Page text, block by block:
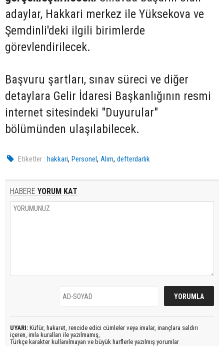
adaylar, Hakkari merkez ile Yüksekova ve
Şemdinli'deki ilgili birimlerde
görevlendirilecek.
Başvuru şartları, sınav süreci ve diğer
detaylara Gelir İdaresi Başkanlığının resmi
internet sitesindeki "Duyurular"
bölümünden ulaşılabilecek.
Etiketler : hakkari,Personel,Alım,defterdarlık
HABERE YORUM KAT
UYARI: Küfür, hakaret, rencide edici cümleler veya imalar, inançlara saldırı
içeren, imla kuralları ile yazılmamış,
Türkçe karakter kullanılmayan ve büyük harflerle yazılmış yorumlar